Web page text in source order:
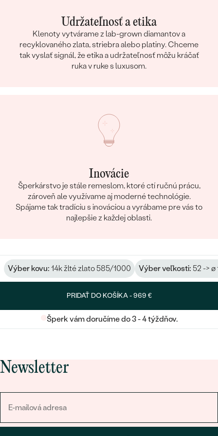
Udržateľnosť a etika
Klenoty vytvárame z lab-grown diamantov a
recyklovaného zlata, striebra alebo platiny. Chceme
tak vyslať signál, že etika a udržateľnosť môžu kráčať
ruka v ruke s luxusom.
Inovácie
Šperkárstvo je stále remeslom, ktoré ctí ručnú prácu,
zároveň ale využívame aj moderné technológie.
Spájame tak tradíciu s inováciou a vyrábame pre vás to
najlepšie z každej oblasti.
Výber kovu: 14k žlté zlato 585/1000 Výber veľkosti: 52 -> ø
PRIDAŤ DO KOŠÍKA -969 €
Šperk vám doručíme do 3 - 4 týždňov.
Newsletter